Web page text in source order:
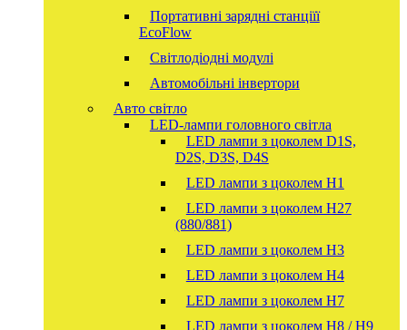
Портативні зарядні станціїї
EcoFlow
Світлодіодні модулі
Автомобільні інвертори
Авто світло
LED-лампи головного світла
LED лампи з цоколем D1S,
D2S, D3S, D4S
LED лампи з цоколем H1
LED лампи з цоколем H27
(880/881)
LED лампи з цоколем H3
LED лампи з цоколем H4
LED лампи з цоколем H7
LED лампи з цоколем H8 / H9